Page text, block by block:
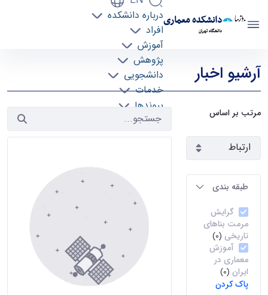
دانشکده معماری
دانشگاه تهران
درباره دانشکده
افراد
آموزش
پژوهش
دانشجویی
خدمات
پیوندها
تماس با ما
آرشیو اخبار
مرتب بر اساس
طبقه بندی
گرایش
مرمت بناهای
تاریخی (0)
آموزش
معماری در
ایران (0)
پاک کردن